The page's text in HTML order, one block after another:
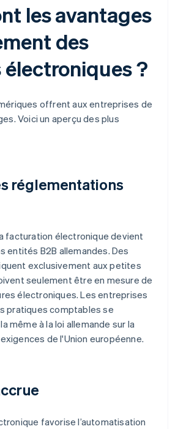
les avantages
des
?
offrent aux entreprises de
Voici un aperçu des plus
réglementations
facturation électronique devient
entités B2B allemandes. Des
exclusivement aux petites
seulement être en mesure de
électroniques. Les entreprises
pratiques comptables se
même à la loi allemande sur la
de l'Union européenne.
favorise l’automatisation